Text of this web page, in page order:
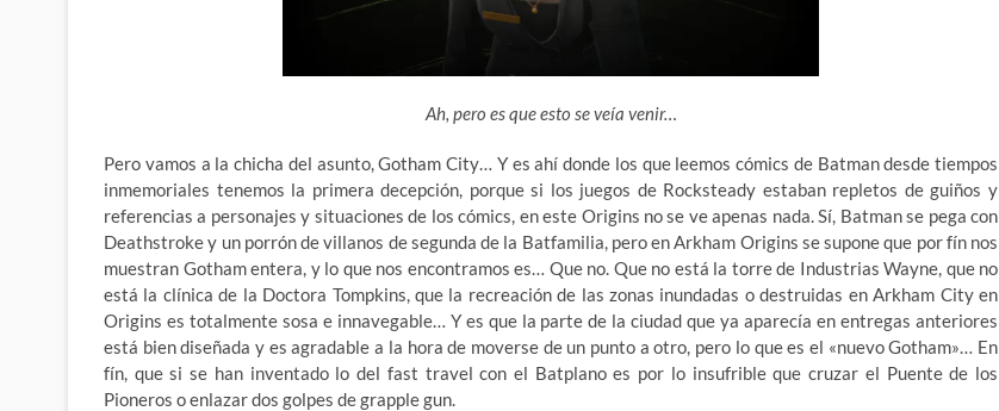
Ah, pero es que esto se veía venir…
Pero vamos a la chicha del asunto, Gotham City… Y es ahí donde los que leemos cómics de Batman desde tiempos
inmemoriales tenemos la primera decepción, porque si los juegos de Rocksteady estaban repletos de guiños y
referencias a personajes y situaciones de los cómics, en este Origins no se ve apenas nada. Sí, Batman se pega con
Deathstroke y un porrón de villanos de segunda de la Batfamilia, pero en Arkham Origins se supone que por fín nos
muestran Gotham entera, y lo que nos encontramos es… Que no. Que no está la torre de Industrias Wayne, que no
está la clínica de la Doctora Tompkins, que la recreación de las zonas inundadas o destruidas en Arkham City en
Origins es totalmente sosa e innavegable… Y es que la parte de la ciudad que ya aparecía en entregas anteriores
está bien diseñada y es agradable a la hora de moverse de un punto a otro, pero lo que es el «nuevo Gotham»… En
fín, que si se han inventado lo del fast travel con el Batplano es por lo insufrible que cruzar el Puente de los
Pioneros o enlazar dos golpes de grapple gun.